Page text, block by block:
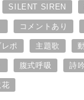
SILENT SIREN
コメントあり
ポ 主題歌
腹式呼吸 詩
花